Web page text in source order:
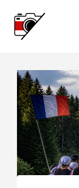
contenu